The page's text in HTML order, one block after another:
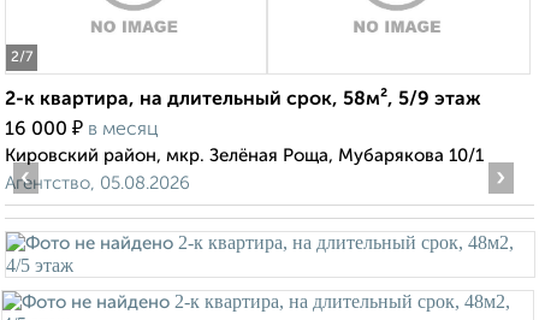
2/7
2-к квартира, на длительный срок, 58м², 5/9 этаж
16 000 ₽ в месяц
Кировский район, мкр. Зелёная Роща, Мубарякова 10/1
Агентство, 05.08.2026
‹ ›